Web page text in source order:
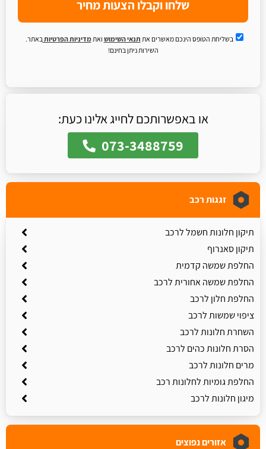
שלחו וקבלו הצעות מחיר
בשליחת הטופס הינכם מאשרים את תנאי השימוש ואתמדיניות הפרטיות באתר.
השירות ניתן בחינם!
או באפשרותכם לחייג אלינו כעת:
073-3488759
זגגות רכב
תיקון חלונות חשמל לרכב
תיקון סאנרוף
החלפת שמשה קדמית
החלפת שמשה אחורית לרכב
החלפת חלון לרכב
ציפוי שמשות לרכב
השחרת חלונות לרכב
הסרת חלונות כהים לרכב
מרים חלונות לרכב
החלפת גומיות לחלונות רכב
מיגון חלונות לרכב
אזורים נפוצים